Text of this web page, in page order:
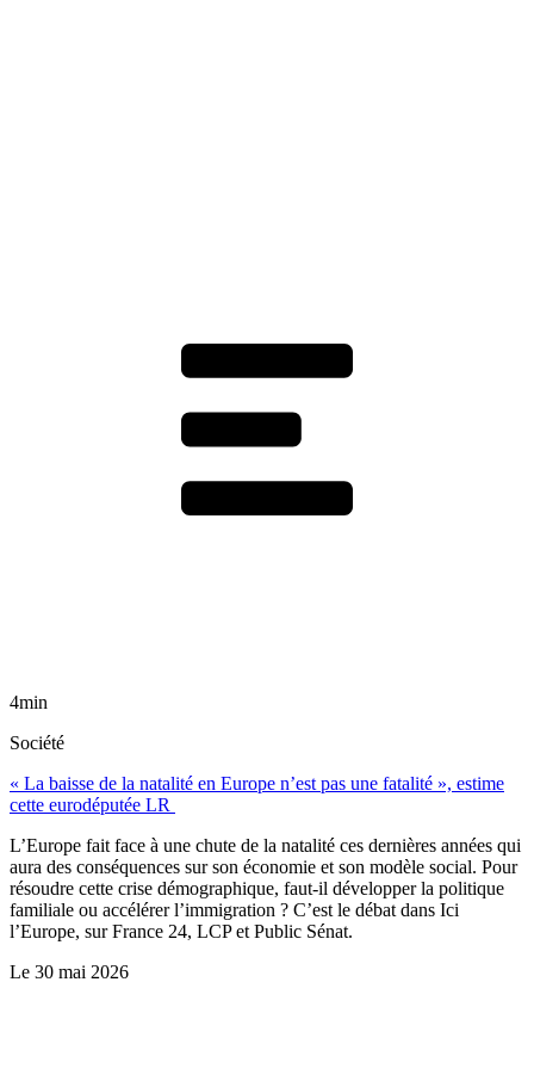
4min
Société
« La baisse de la natalité en Europe n’est pas une fatalité », estime
cette eurodéputée LR
L’Europe fait face à une chute de la natalité ces dernières années qui
aura des conséquences sur son économie et son modèle social. Pour
résoudre cette crise démographique, faut-il développer la politique
familiale ou accélérer l’immigration ? C’est le débat dans Ici
l’Europe, sur France 24, LCP et Public Sénat.
Le 30 mai 2026